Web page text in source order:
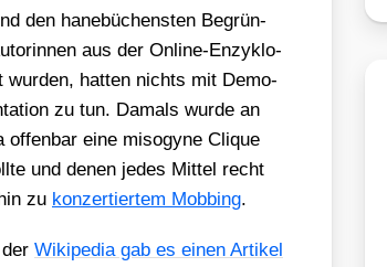
den hane­bü­chens­ten Begrün­
aus der Online-Enzy­klo­
wur­den, hat­ten nichts mit Demo­
zu tun. Damals wur­de an
eine miso­gy­ne Cli­que
und denen jedes Mit­tel recht
zu kon­zer­tier­tem Mob­bing.
Wiki­pe­dia gab es einen Arti­kel